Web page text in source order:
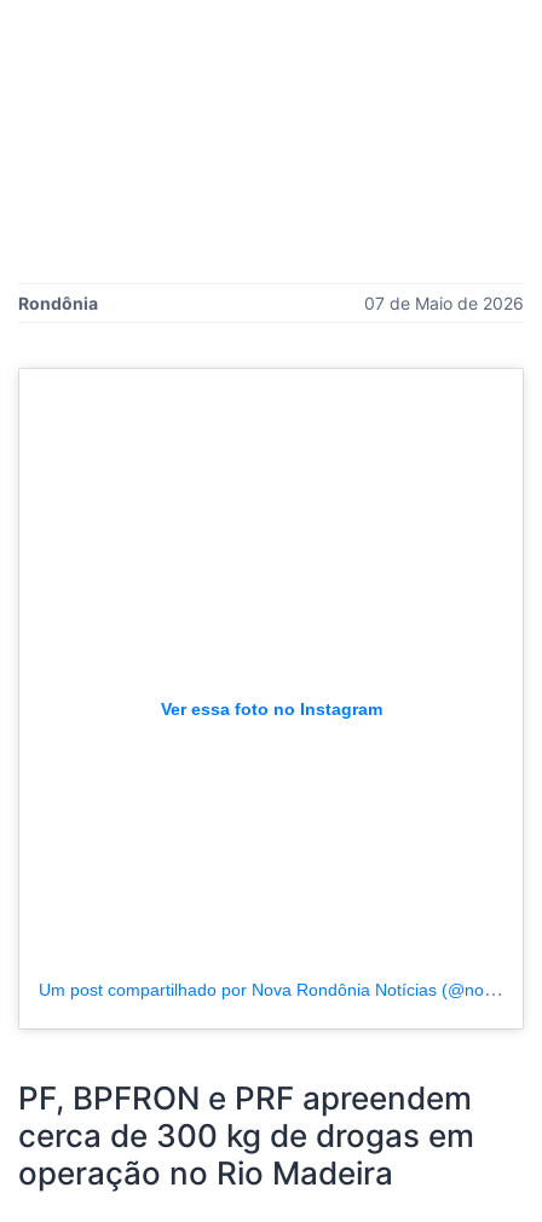
Rondônia 07 de Maio de 2026
Ver essa foto no Instagram
Um post compartilhado por Nova Rondônia Notícias (@novarondonia)
PF, BPFRON e PRF apreendem
cerca de 300 kg de drogas em
operação no Rio Madeira